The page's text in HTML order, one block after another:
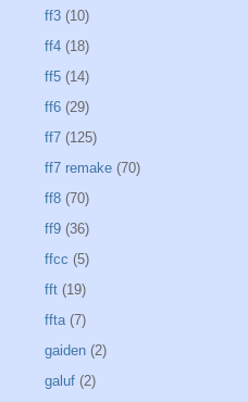
ff3 (10)
ff4 (18)
ff5 (14)
ff6 (29)
ff7 (125)
ff7 remake (70)
ff8 (70)
ff9 (36)
ffcc (5)
fft (19)
ffta (7)
gaiden (2)
galuf (2)